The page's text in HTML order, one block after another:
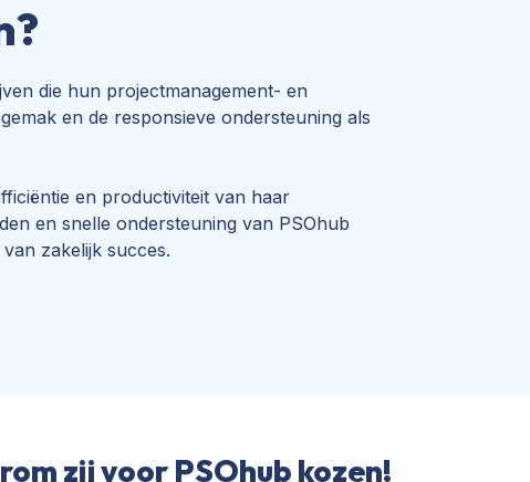
die hun projectmanagement- en
en de responsieve ondersteuning als
en productiviteit van haar
en snelle ondersteuning van PSOhub
zakelijk succes.
zij voor PSOhub kozen!